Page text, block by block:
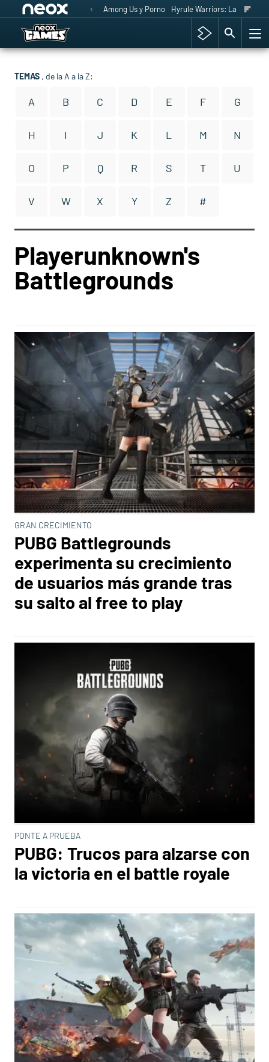
Among Us y Porno Hyrule Warriors: La Era del
TEMAS , de la A a la Z:
A B C D E F G
H I J K L M N
O P Q R S T U
V W X Y Z #
Playerunknown's
Battlegrounds
GRAN CRECIMIENTO
PUBG Battlegrounds
experimenta su crecimiento
de usuarios más grande tras
su salto al free to play
PONTE A PRUEBA
PUBG: Trucos para alzarse con
la victoria en el battle royale